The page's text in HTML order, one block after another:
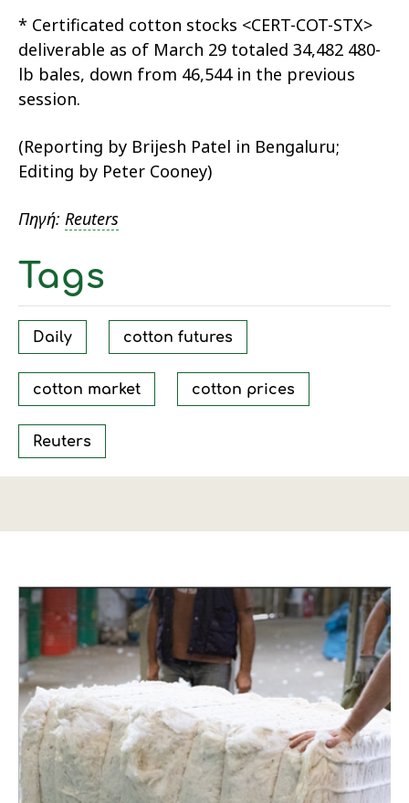
* Certificated cotton stocks <CERT-COT-STX>
deliverable as of March 29 totaled 34,482 480-
lb bales, down from 46,544 in the previous
session.
(Reporting by Brijesh Patel in Bengaluru;
Editing by Peter Cooney)
Πηγή: Reuters
Tags
Daily cotton futures
cotton market cotton prices
Reuters